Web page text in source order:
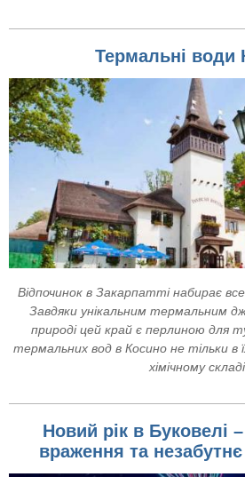
Термальні води
Відпочинок в Закарпатті набирає
Завдяки унікальним термальним
природі цей край є перлиною для
термальних вод в Косино не тільки в
хімічному складі.
Новий рік в Буковелі
враження та